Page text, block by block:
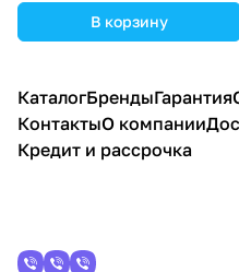
В корзину
КаталогБрендыГарантия
КонтактыО компании
Кредит и рассрочка